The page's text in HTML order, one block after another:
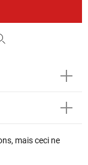
mais ceci ne